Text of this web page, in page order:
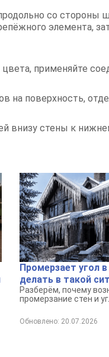
со стороны
элемента,
применяйте
на поверхность,
внизу стены к
Промерзает угол
делать в такой
Разберём, почему
промерзание стен и
это опасно для
микроклимата, а
Обновлено: 20.07.2026